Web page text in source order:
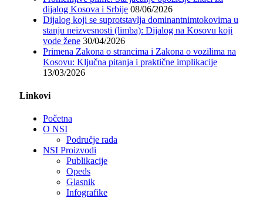
dijalog Kosova i Srbije 08/06/2026
Dijalog koji se suprotstavlja dominantnimtokovima u
stanju neizvesnosti (limba): Dijalog na Kosovu koji
vode žene 30/04/2026
Primena Zakona o strancima i Zakona o vozilima na
Kosovu: Ključna pitanja i praktične implikacije
13/03/2026
Linkovi
Početna
O NSI
Područje rada
NSI Proizvodi
Publikacije
Opeds
Glasnik
Infografike